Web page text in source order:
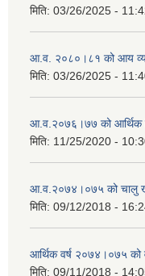
मिति: 03/26/2025 -
आ.व. २०८०।८१ को आय
मिति: 03/26/2025 -
आ.व.२०७६।७७ को आर्थिक
मिति: 11/25/2020 -
आ.व.२०७४।०७५ को चालु
मिति: 09/12/2018 -
आर्थिक वर्ष २०७४।०७५ को
मिति: 09/11/2018 -